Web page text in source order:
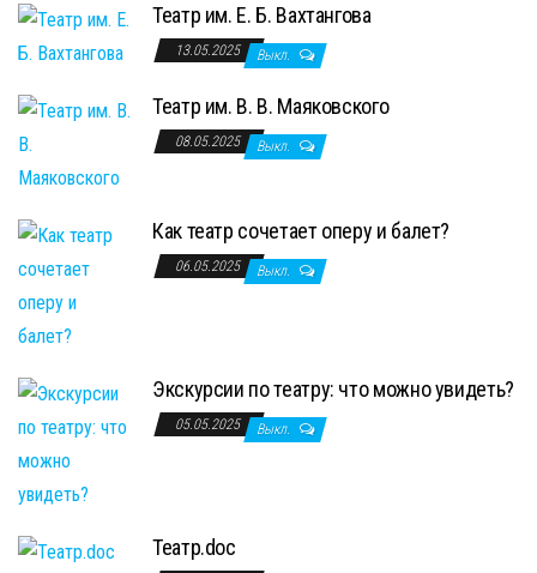
Театр им. Е. Б. Вахтангова
13.05.2025 Выкл.
Театр им. В. В. Маяковского
08.05.2025 Выкл.
Как театр сочетает оперу и балет?
06.05.2025 Выкл.
Экскурсии по театру: что можно увидеть?
05.05.2025 Выкл.
Театр.doc